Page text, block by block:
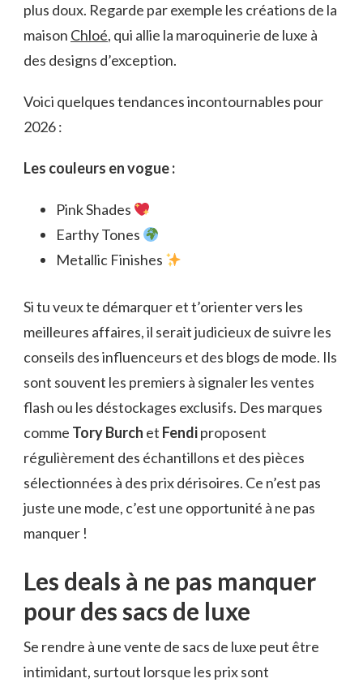
plus doux. Regarde par exemple les créations de la
maison Chloé, qui allie la maroquinerie de luxe à
des designs d’exception.
Voici quelques tendances incontournables pour
2026 :
Les couleurs en vogue :
Pink Shades
Earthy Tones
Metallic Finishes
Si tu veux te démarquer et t’orienter vers les
meilleures affaires, il serait judicieux de suivre les
conseils des influenceurs et des blogs de mode. Ils
sont souvent les premiers à signaler les ventes
flash ou les déstockages exclusifs. Des marques
comme Tory Burch et Fendiproposent
régulièrement des échantillons et des pièces
sélectionnées à des prix dérisoires. Ce n’est pas
juste une mode, c’est une opportunité à ne pas
manquer !
Les deals à ne pas manquer
pour des sacs de luxe
Se rendre à une vente de sacs de luxe peut être
intimidant, surtout lorsque les prix sont